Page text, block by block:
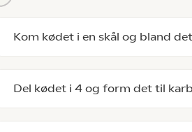
Kom kødet i en skål og bland
Del kødet i 4 og form det til